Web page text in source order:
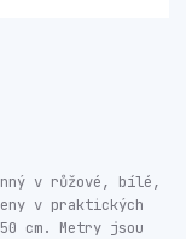
v růžové, bílé,
v praktických
cm. Metry jsou